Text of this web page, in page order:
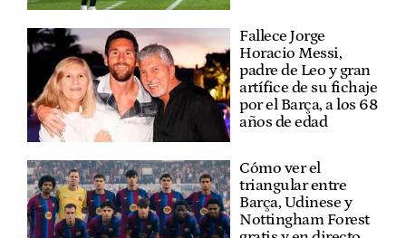
Fallece Jorge
Horacio Messi,
padre de Leo y gran
artífice de su fichaje
por el Barça, a los 68
años de edad
Cómo ver el
triangular entre
Barça, Udinese y
Nottingham Forest